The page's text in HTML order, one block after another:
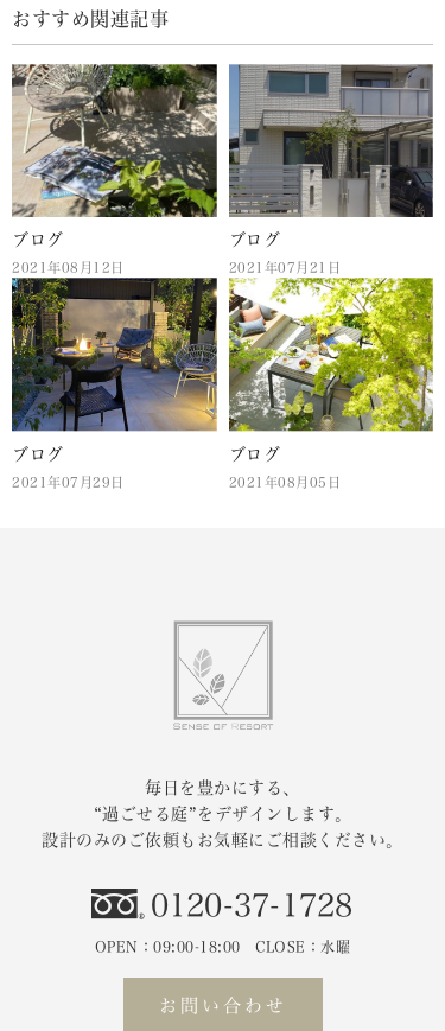
おすすめ関連記事
ブログ
2021年08月12日
ブログ
2021年07月21日
ブログ
2021年07月29日
ブログ
2021年08月05日
毎日を豊かにする、
“過ごせる庭”をデザインします。
設計のみのご依頼もお気軽にご相談ください。
0120-37-1728
OPEN：09:00-18:00 CLOSE：水曜
お問い合わせ